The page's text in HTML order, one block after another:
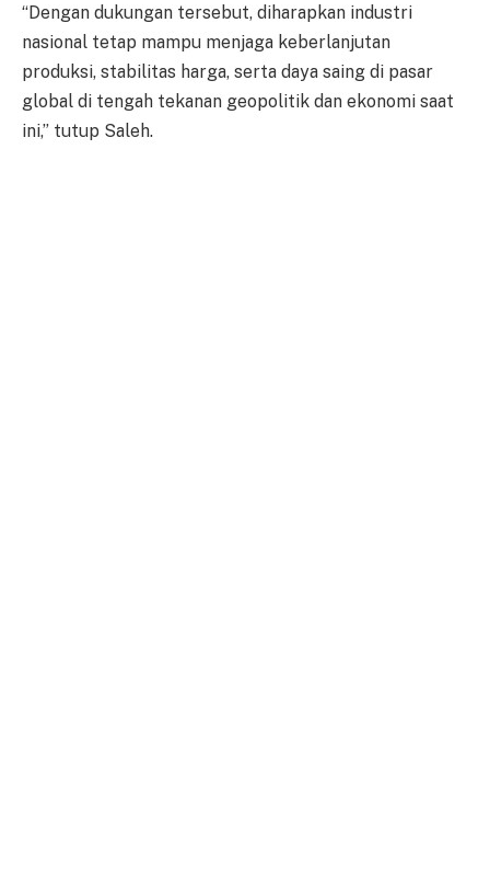
“Dengan dukungan tersebut, diharapkan industri
nasional tetap mampu menjaga keberlanjutan
produksi, stabilitas harga, serta daya saing di pasar
global di tengah tekanan geopolitik dan ekonomi saat
ini,” tutup Saleh.